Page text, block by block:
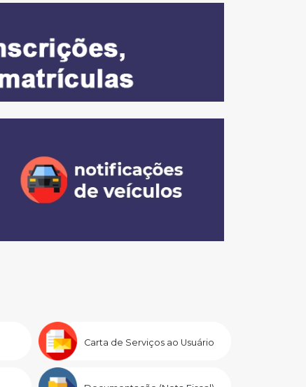
Carta de Serviços ao Usuário